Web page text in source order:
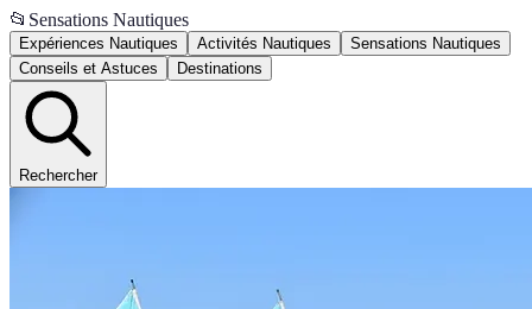
📂 Sensations Nautiques
Expériences Nautiques Activités Nautiques
Sensations Nautiques
Conseils et Astuces
Destinations
Rechercher